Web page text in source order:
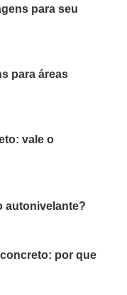
para seu
para áreas
vale o
autonivelante?
por que